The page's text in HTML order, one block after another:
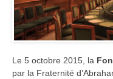
Le 5 octobre 2015, la
par la Fraternité